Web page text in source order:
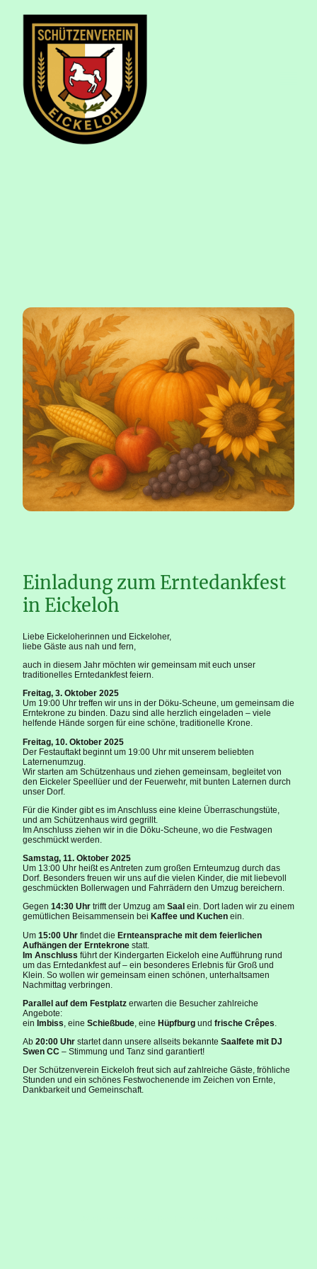
Einladung zum Erntedankfest
in Eickeloh
Liebe Eickeloherinnen und Eickeloher,
liebe Gäste aus nah und fern,
auch in diesem Jahr möchten wir gemeinsam mit euch unser
traditionelles Erntedankfest feiern.
Freitag, 3. Oktober 2025
Um 19:00 Uhr treffen wir uns in der Döku-Scheune, um gemeinsam die
Erntekrone zu binden. Dazu sind alle herzlich eingeladen – viele
helfende Hände sorgen für eine schöne, traditionelle Krone.
Freitag, 10. Oktober 2025
Der Festauftakt beginnt um 19:00 Uhr mit unserem beliebten
Laternenumzug.
Wir starten am Schützenhaus und ziehen gemeinsam, begleitet von
den Eickeler Speellüer und der Feuerwehr, mit bunten Laternen durch
unser Dorf.
Für die Kinder gibt es im Anschluss eine kleine Überraschungstüte,
und am Schützenhaus wird gegrillt.
Im Anschluss ziehen wir in die Döku-Scheune, wo die Festwagen
geschmückt werden.
Samstag, 11. Oktober 2025
Um 13:00 Uhr heißt es Antreten zum großen Ernteumzug durch das
Dorf. Besonders freuen wir uns auf die vielen Kinder, die mit liebevoll
geschmückten Bollerwagen und Fahrrädern den Umzug bereichern.
Gegen 14:30 Uhr trifft der Umzug am Saal ein. Dort laden wir zu einem
gemütlichen Beisammensein bei Kaffee und Kuchen ein.
Um 15:00 Uhr findet die Ernteansprache mit dem feierlichen
Aufhängen der Erntekrone statt.
Im Anschluss führt der Kindergarten Eickeloh eine Aufführung rund
um das Erntedankfest auf – ein besonderes Erlebnis für Groß und
Klein. So wollen wir gemeinsam einen schönen, unterhaltsamen
Nachmittag verbringen.
Parallel auf dem Festplatz erwarten die Besucher zahlreiche
Angebote:
ein Imbiss, eine Schießbude, eine Hüpfburg und frische Crêpes.
Ab 20:00 Uhr startet dann unsere allseits bekannte Saalfete mit DJ
Swen CC – Stimmung und Tanz sind garantiert!
Der Schützenverein Eickeloh freut sich auf zahlreiche Gäste, fröhliche
Stunden und ein schönes Festwochenende im Zeichen von Ernte,
Dankbarkeit und Gemeinschaft.